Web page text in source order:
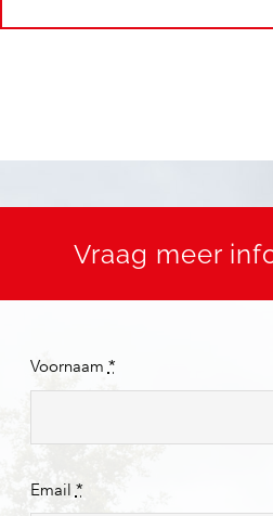
Vraag meer
Voornaam *
Email *